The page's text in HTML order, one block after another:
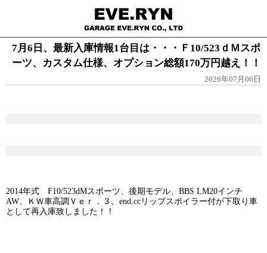
7月6日、最新入庫情報1台目は・・・Ｆ10/523ｄＭスポ
ーツ、カスタム仕様、オプション総額170万円越え！！
2026年07月06日
2014年式 F10/523dMスポーツ、後期モデル、BBS LM20インチ
AW、ＫＷ車高調Ｖｅｒ．３、end.ccリップスポイラー付が下取り車
として再入庫致しました！！